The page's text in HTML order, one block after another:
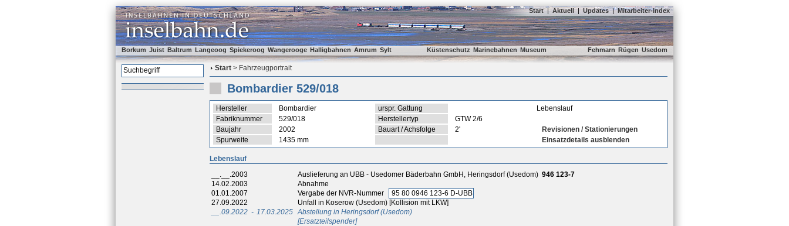
Start | Aktuell | Updates | Mitarbeiter-Index
Borkum Juist Baltrum Langeoog Spiekeroog Wangerooge Halligbahnen Amrum Sylt Küstenschutz Marinebahnen Museum Fehmarn Rügen Usedom
Start > Fahrzeugportrait
Bombardier 529/018
Hersteller Bombardier urspr. Gattung
Lebenslauf
Fabriknummer
529/018 Herstellertyp
GTW 2/6
Baujahr
2002 Bauart / Achsfolge 2'
Revisionen / Stationierungen
Spurweite
1435 mm Einsatzdetails ausblenden
Lebenslauf
__.__.2003
Auslieferung an UBB - Usedomer Bäderbahn GmbH, Heringsdorf (Usedom) 946 123-7
14.02.2003
Abnahme
01.01.2007
Vergabe der NVR-Nummer
95 80 0946 123-6 D-UBB
27.09.2022
Unfall in Koserow (Usedom) [Kollision mit LKW]
__.09.2022 - 17.03.2025 Abstellung in Heringsdorf (Usedom)
[Ersatzteilspender]